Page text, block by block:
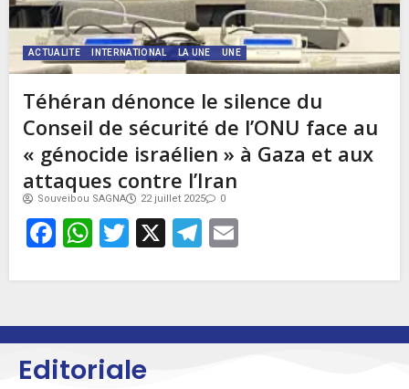
ACTUALITE INTERNATIONAL LA UNE UNE
Téhéran dénonce le silence du
Conseil de sécurité de l’ONU face au
« génocide israélien » à Gaza et aux
attaques contre l’Iran
Souveibou SAGNA 22 juillet 2025 0
Facebook
WhatsApp
Twitter
X Telegram
Editoriale